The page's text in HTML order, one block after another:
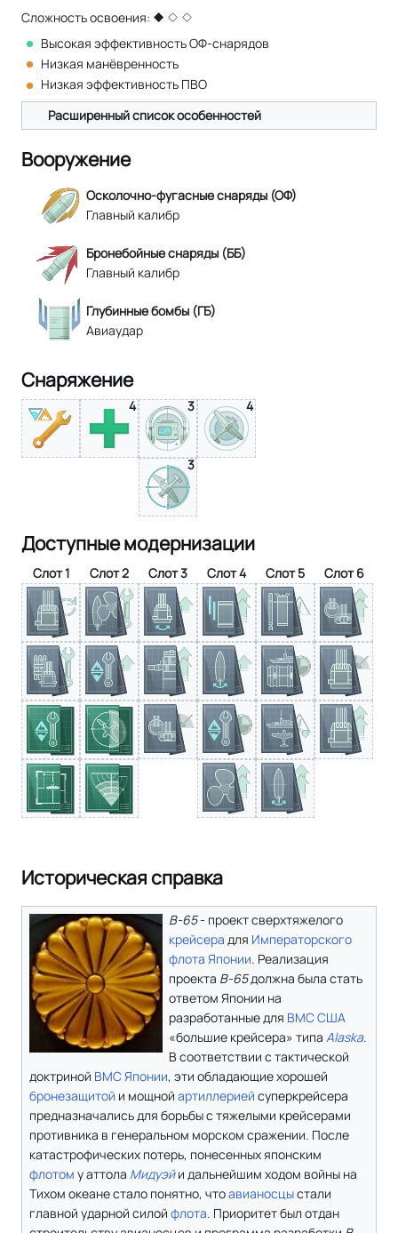
Сложность освоения:
Высокая эффективность ОФ-снарядов
Низкая манёвренность
Низкая эффективность ПВО
Расширенный список особенностей
Вооружение
Осколочно-фугасные снаряды (ОФ)
Главный калибр
Бронебойные снаряды (ББ)
Главный калибр
Глубинные бомбы (ГБ)
Авиаудар
Снаряжение
4 3
3
4
Доступные модернизации
Слот 1 Слот 2 Слот 3 Слот 4 Слот 5 Слот 6
Историческая справка
B-65- проект сверхтяжелого
крейсера для Императорского
флота Японии. Реализация
проекта В-65должна была стать
ответом Японии на
разработанные для ВМС США
«большие крейсера» типа Alaska.
В соответствии с тактической
доктриной ВМС Японии, эти обладающие хорошей
бронезащитой и мощной артиллерией суперкрейсера
предназначались для борьбы с тяжелыми крейсерами
противника в генеральном морском сражении. После
катастрофических потерь, понесенных японским
флотом у аттола Мидуэйи дальнейшим ходом войны на
Тихом океане стало понятно, чтоавианосцыстали
главной ударной силой флота. Приоритет был отдан